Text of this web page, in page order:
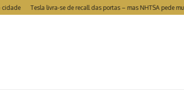
Tesla livra-se de recall das portas – mas NHTSA pede mudanças